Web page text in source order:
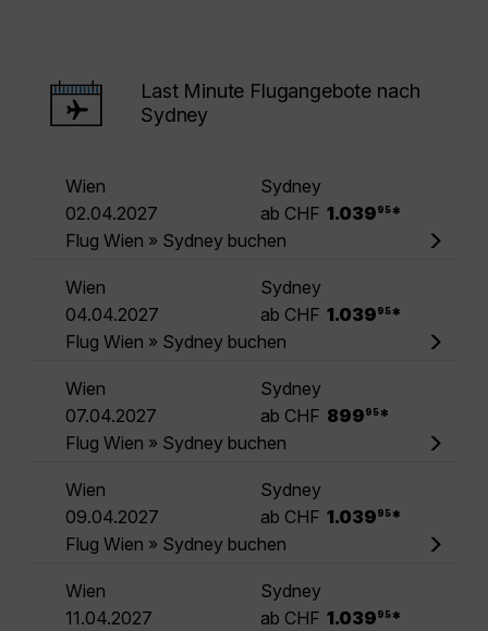
Last Minute Flugangebote nach
Sydney
Wien
Sydney
02.04.2027
ab CHF 1.039 95 *
Flug Wien » Sydney buchen
Wien
Sydney
04.04.2027
ab CHF 1.039 95 *
Flug Wien » Sydney buchen
Wien
Sydney
07.04.2027
ab CHF 899 95 *
Flug Wien » Sydney buchen
Wien
Sydney
09.04.2027
ab CHF 1.039 95 *
Flug Wien » Sydney buchen
Wien
Sydney
11.04.2027
ab CHF 1.039 95 *